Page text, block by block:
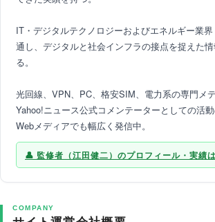
IT・デジタルテクノロジーおよびエネルギー業
通し、デジタルと社会インフラの接点を捉えた
る。
光回線、VPN、PC、格安SIM、電力系の専門メ
Yahoo!ニュース公式コメンテーターとしての活
Webメディアでも幅広く発信中。
監修者（江田健二）のプロフィール・実績
COMPANY